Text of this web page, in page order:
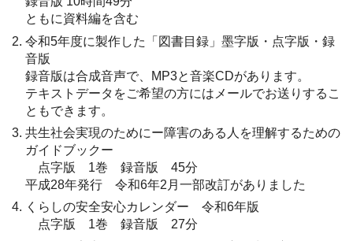
ともに資料編を含む
令和5年度に製作した「図書目録」墨字版・点字版・録
音版
録音版は合成音声で、MP3と音楽CDがあります。
テキストデータをご希望の方にはメールでお送りするこ
ともできます。
共生社会実現のためにー障害のある人を理解するための
ガイドブックー
点字版 1巻 録音版 45分
平成28年発行 令和6年2月一部改訂がありました
くらしの安全安心カレンダー 令和6年版
点字版 1巻 録音版 27分